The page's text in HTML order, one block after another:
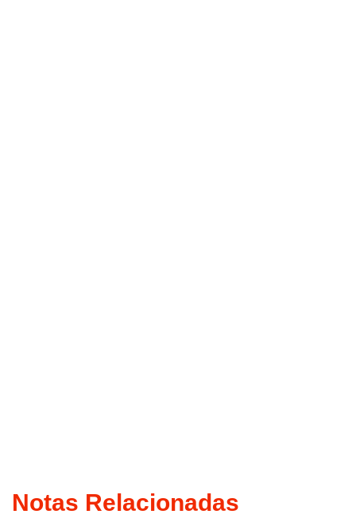
Notas Relacionadas